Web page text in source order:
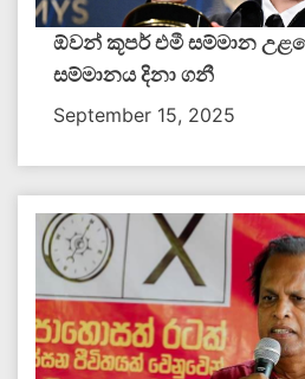
ඕවන් කූපර් එමී සම්මාන
සම්මානය දිනා ගනී
September 15, 2025